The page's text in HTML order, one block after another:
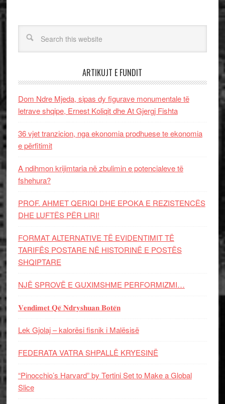
ARTIKUJT E FUNDIT
Dom Ndre Mjeda, sipas dy figurave monumentale të
letrave shqipe, Ernest Koliqit dhe At Gjergj Fishta
36 vjet tranzicion, nga ekonomia prodhuese te ekonomia
e përfitimit
A ndihmon krijimtaria në zbulimin e potencialeve të
fshehura?
PROF. AHMET QERIQI DHE EPOKA E REZISTENCЁS
DHE LUFTЁS PЁR LIRI!
FORMAT ALTERNATIVE TË EVIDENTIMIT TË
TARIFËS POSTARE NË HISTORINË E POSTËS
SHQIPTARE
NJË SPROVË E GUXIMSHME PERFORMIZMI…
𝐕𝐞𝐧𝐝𝐢𝐦𝐞𝐭 𝐐𝐞̈ 𝐍𝐝𝐫𝐲𝐬𝐡𝐮𝐚𝐧 𝐁𝐨𝐭𝐞̈𝐧
Lek Gjolaj – kalorësi fisnik i Malësisë
FEDERATA VATRA SHPALLË KRYESINË
“Pinocchio’s Harvard” by Tertini Set to Make a Global
Slice